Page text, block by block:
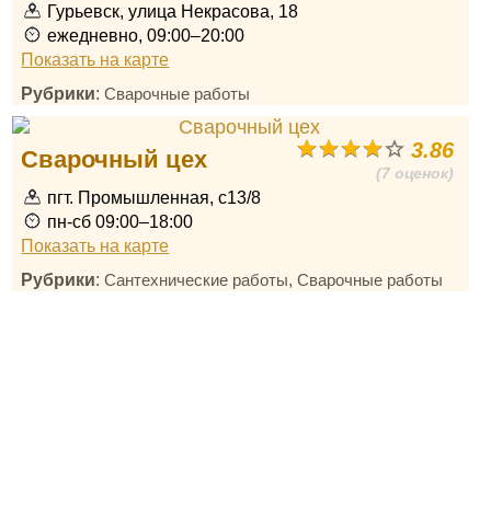
Гурьевск, улица Некрасова, 18
ежедневно, 09:00–20:00
Показать на карте
Рубрики:Сварочные работы
3.86
(7 оценок)
Сварочный цех
пгт. Промышленная, с13/8
пн-сб 09:00–18:00
Показать на карте
Рубрики:Сантехнические работы,Сварочные работы